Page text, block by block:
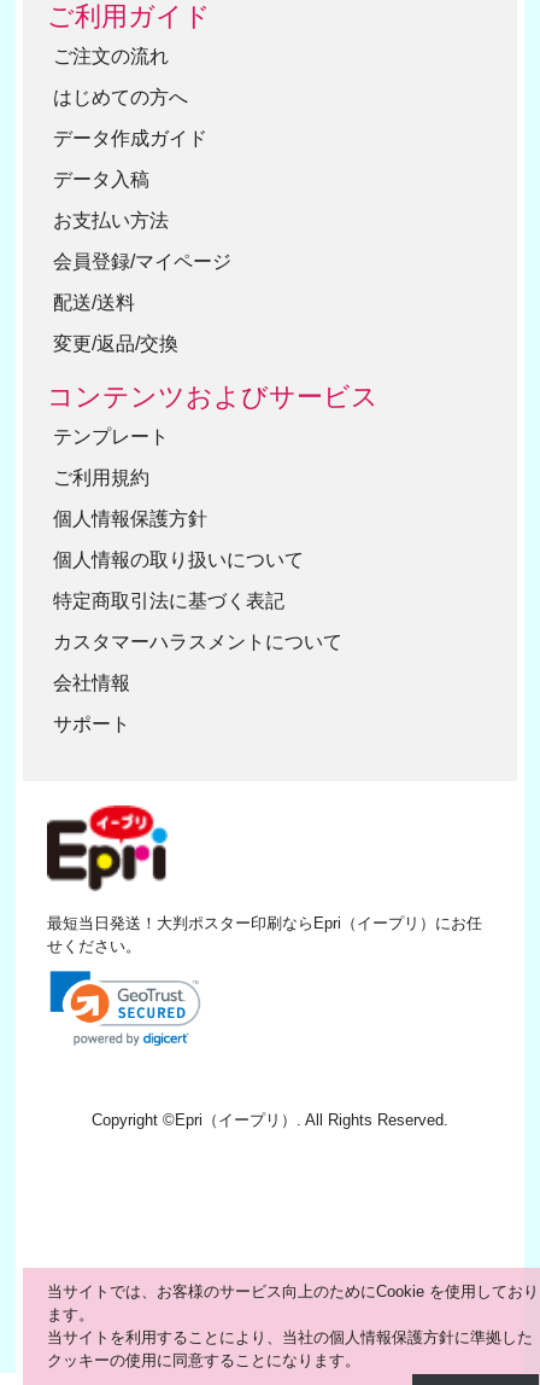
ご利用ガイド
ご注文の流れ
はじめての方へ
データ作成ガイド
データ入稿
お支払い方法
会員登録/マイページ
配送/送料
変更/返品/交換
コンテンツおよびサービス
テンプレート
ご利用規約
個人情報保護方針
個人情報の取り扱いについて
特定商取引法に基づく表記
カスタマーハラスメントについて
会社情報
サポート
最短当日発送！大判ポスター印刷ならEpri（イープリ）にお任
せください。
当サイトでは、お客様のサービス向上のためにCookie を使用しており
ます。
当サイトを利用することにより、当社の個人情報保護方針に準拠した
クッキーの使用に同意することになります。
Copyright ©Epri（イープリ） . All Rights Reserved.